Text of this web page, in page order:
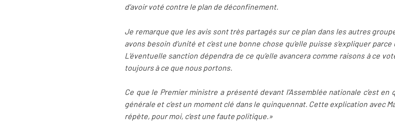
d’avoir voté contre le plan de déconfinement.
Je remarque que les avis sont très partagés sur ce plan dans les autres
avons besoin d’unité et c’est une bonne chose qu’elle puisse s’expliquer
L’éventuelle sanction dépendra de ce qu’elle avancera comme raisons à ce
toujours à ce que nous portons.
Ce que le Premier ministre a présenté devant l’Assemblée nationale c’est
générale et c’est un moment clé dans le quinquennat. Cette explication avec
répète, pour moi, c’est une faute politique.»